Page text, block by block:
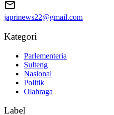
japrinews22@gmail.com
Kategori
Parlementeria
Sulteng
Nasional
Politik
Olahraga
Label